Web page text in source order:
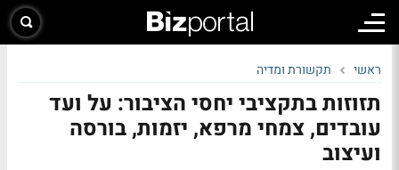
ראשי תקשורת ומדיה
תזוזות בתקציבי יחסי הציבור: על ועד
עובדים, צמחי מרפא, יזמות, בורסה
ועיצוב